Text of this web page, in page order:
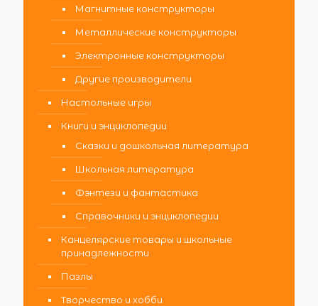
Магнитные конструкторы
Металлические конструкторы
Электронные конструкторы
Другие производители
Настольные игры
Книги и энциклопедии
Сказки и дошкольная литература
Школьная литература
Фэнтези и фантастика
Справочники и энциклопедии
Канцелярские товары и школьные
принадлежности
Пазлы
Творчество и хобби